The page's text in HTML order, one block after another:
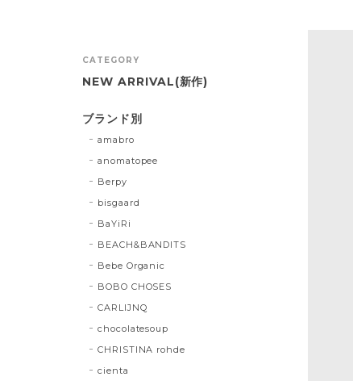
CATEGORY
NEW ARRIVAL(新作)
ブランド別
amabro
anomatopee
Berpy
bisgaard
BaYiRi
BEACH&BANDITS
Bebe Organic
BOBO CHOSES
CARLIJNQ
chocolatesoup
CHRISTINA rohde
cienta